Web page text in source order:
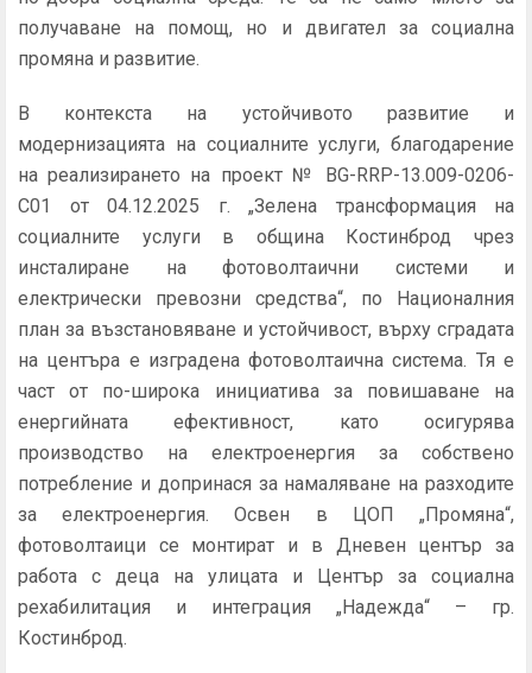
получаване на помощ, но и двигател за социална
промяна и развитие.
В контекста на устойчивото развитие и
модернизацията на социалните услуги, благодарение
на реализирането на проект № BG-RRP-13.009-0206-
C01 от 04.12.2025 г. „Зелена трансформация на
социалните услуги в община Костинброд чрез
инсталиране на фотоволтаични системи и
електрически превозни средства“, по Националния
план за възстановяване и устойчивост, върху сградата
на центъра е изградена фотоволтаична система. Тя е
част от по-широка инициатива за повишаване на
енергийната ефективност, като осигурява
производство на електроенергия за собствено
потребление и допринася за намаляване на разходите
за електроенергия. Освен в ЦОП „Промяна“,
фотоволтаици се монтират и в Дневен център за
работа с деца на улицата и Център за социална
рехабилитация и интеграция „Надежда“ – гр.
Костинброд.